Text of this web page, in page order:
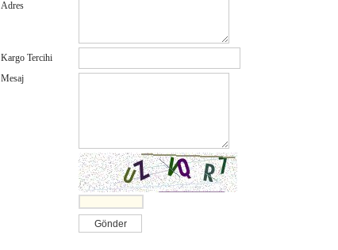
Adres
Kargo Tercihi
Mesaj